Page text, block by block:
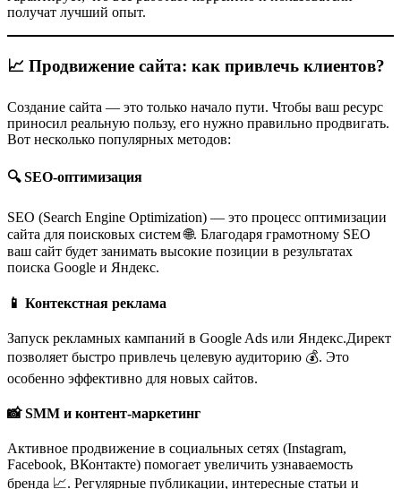
получат лучший опыт.
📈 Продвижение сайта: как привлечь клиентов?
Создание сайта — это только начало пути. Чтобы ваш ресурс
приносил реальную пользу, его нужно правильно продвигать.
Вот несколько популярных методов:
🔍 SEO-оптимизация
SEO (Search Engine Optimization) — это процесс оптимизации
сайта для поисковых систем 🌐. Благодаря грамотному SEO
ваш сайт будет занимать высокие позиции в результатах
поиска Google и Яндекс.
📱 Контекстная реклама
Запуск рекламных кампаний в Google Ads или Яндекс.Директ
позволяет быстро привлечь целевую аудиторию 💰. Это
особенно эффективно для новых сайтов.
📸 SMM и контент-маркетинг
Активное продвижение в социальных сетях (Instagram,
Facebook, ВКонтакте) помогает увеличить узнаваемость
бренда 📈. Регулярные публикации, интересные статьи и